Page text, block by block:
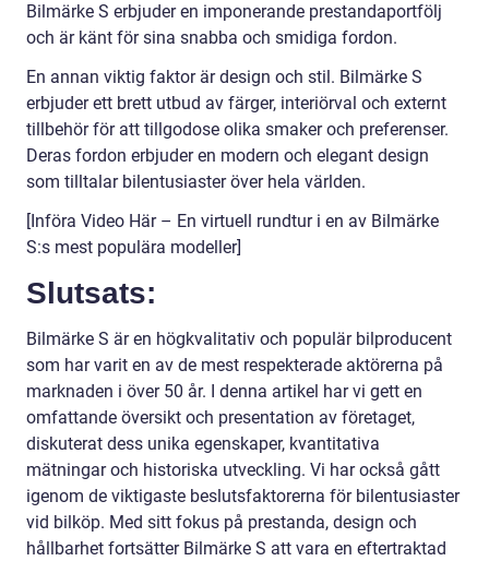
Bilmärke S erbjuder en imponerande prestandaportfölj
och är känt för sina snabba och smidiga fordon.
En annan viktig faktor är design och stil. Bilmärke S
erbjuder ett brett utbud av färger, interiörval och externt
tillbehör för att tillgodose olika smaker och preferenser.
Deras fordon erbjuder en modern och elegant design
som tilltalar bilentusiaster över hela världen.
[Införa Video Här – En virtuell rundtur i en av Bilmärke
S:s mest populära modeller]
Slutsats:
Bilmärke S är en högkvalitativ och populär bilproducent
som har varit en av de mest respekterade aktörerna på
marknaden i över 50 år. I denna artikel har vi gett en
omfattande översikt och presentation av företaget,
diskuterat dess unika egenskaper, kvantitativa
mätningar och historiska utveckling. Vi har också gått
igenom de viktigaste beslutsfaktorerna för bilentusiaster
vid bilköp. Med sitt fokus på prestanda, design och
hållbarhet fortsätter Bilmärke S att vara en eftertraktad